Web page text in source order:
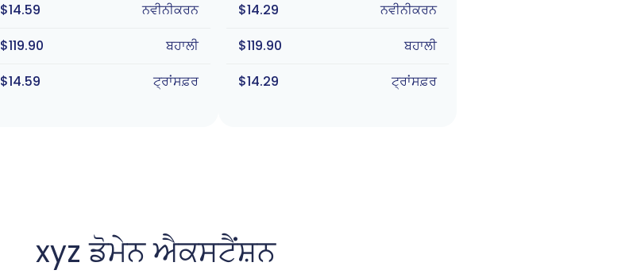
$14.59
ਨਵੀਨੀਕਰਨ
$119.90
ਬਹਾਲੀ
$14.59
ਟ੍ਰਾਂਸਫ਼ਰ
$14.29
ਨਵੀਨੀਕਰਨ
$119.90
ਬਹਾਲੀ
$14.29
ਟ੍ਰਾਂਸਫ਼ਰ
xyzਡੋਮੇਨ ਐਕਸਟੈਂਸ਼ਨ